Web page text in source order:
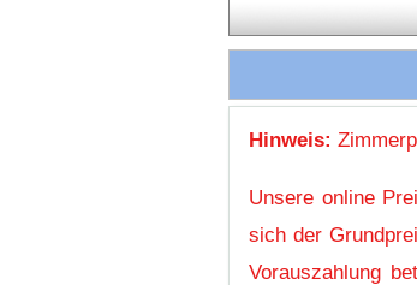
Hinweis:
Unsere online
sich der
Vorauszahlung